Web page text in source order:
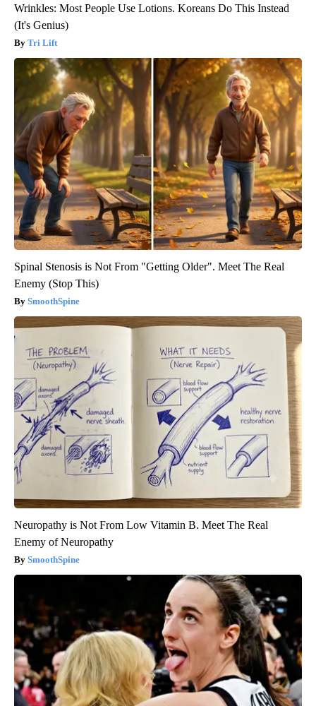
Wrinkles: Most People Use Lotions. Koreans Do This Instead
(It's Genius)
Tri Lift
Spinal Stenosis is Not From "Getting Older". Meet The Real
Enemy (Stop This)
SmoothSpine
Neuropathy is Not From Low Vitamin B. Meet The Real
Enemy of Neuropathy
SmoothSpine